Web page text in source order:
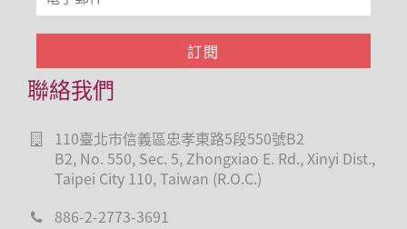
聯絡我們
110臺北市信義區忠孝東路5段550號B2
B2, No. 550, Sec. 5, Zhongxiao E. Rd., Xinyi Dist.,
Taipei City 110, Taiwan (R.O.C.)
886-2-2773-3691